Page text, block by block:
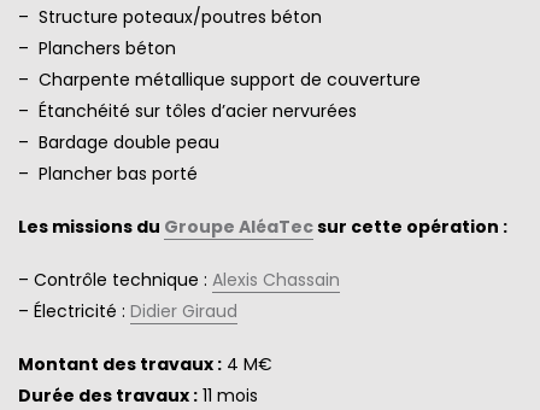
– Structure poteaux/poutres béton
– Planchers béton
– Charpente métallique support de couverture
– Étanchéité sur tôles d’acier nervurées
– Bardage double peau
– Plancher bas porté
Les missions du Groupe AléaTecsur cette opération :
– Contrôle technique : Alexis Chassain
– Électricité : Didier Giraud
Montant des travaux : 4 M€
Durée des travaux : 11 mois